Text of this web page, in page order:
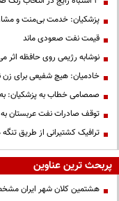
پزشکیان: خدمت بی‌منت و
قیمت نفت صعودی ماند
نوشابه رژیمی روی حافظه اثر
خادمیان: هیچ شفیعی برای زن
صمصامی خطاب به پزشکیان: به
توقف صادرات نفت عربستان به
ترافیک کشتیرانی از طریق تنگه هرمز در
پربحث ترین عناوین
هشتمین کلان شهر ایران